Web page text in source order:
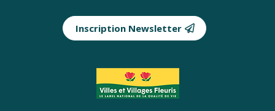
Inscription Newsletter
Partenaires